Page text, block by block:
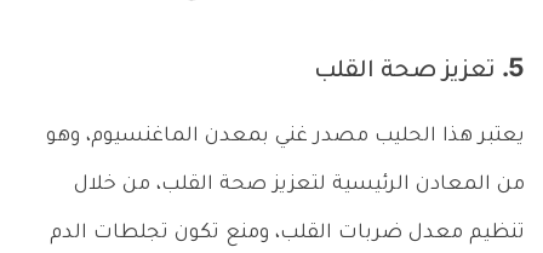
5. تعزيز صحة القلب
يعتبر هذا الحليب مصدر غني بمعدن الماغنسيوم، وهو
من المعادن الرئيسية لتعزيز صحة القلب، من خلال
تنظيم معدل ضربات القلب، ومنع تكون تجلطات الدم